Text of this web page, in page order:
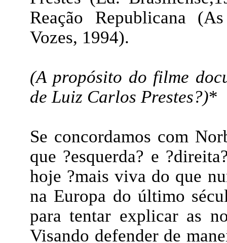
Reação Republicana
Vozes, 1994).
(A propósito do filme
de Luiz Carlos Prestes?)*
Se concordamos com
que ?esquerda? e
hoje ?mais viva do que
na Europa do último
para tentar explicar as
Visando defender de